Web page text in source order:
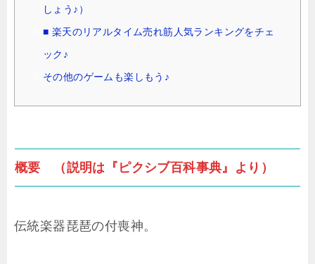
しょう♪）
■ 楽天のリアルタイム売れ筋人気ランキングをチェ
ック♪
その他のゲームも楽しもう♪
概要 （説明は『ピクシブ百科事典』より）
伝統楽器琵琶の付喪神。